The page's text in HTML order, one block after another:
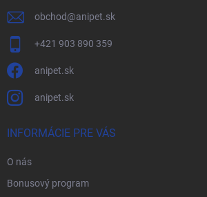
obchod@anipet.sk
+421 903 890 359
anipet.sk
anipet.sk
INFORMÁCIE PRE VÁS
O nás
Bonusový program